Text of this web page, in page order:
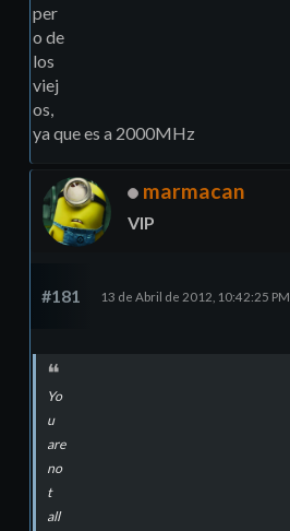
per
o de
los
viej
os,
ya que es a 2000MHz
marmacan
VIP
#181 13 de Abril de 2012, 10:42:25 PM
Yo
u
are
no
t
all